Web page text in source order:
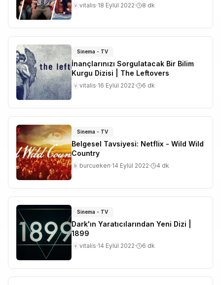
Önerisi
v vitalis·18 Eylül 2022· 8 dk
Sinema - TV
İnançlarınızı Sorgulatacak Bir Bilim
Kurgu Dizisi | The Leftovers
v vitalis·16 Eylül 2022· 6 dk
Sinema - TV
Belgesel Tavsiyesi: Netflix - Wild Wild
Country
b burcueken·14 Eylül 2022· 4 dk
Sinema - TV
Dark'ın Yaratıcılarından Yeni Dizi |
1899
v vitalis·14 Eylül 2022· 6 dk